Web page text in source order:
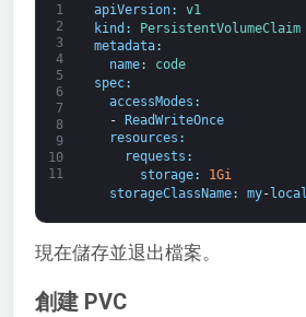
1
2
3
4
5
6
7
8
9
10
11
apiVersion:
v1
kind :
PersistentVolumeClaim
metadata:
name:
code
spec:
accessModes :
- ReadWriteOnce
resources :
requests :
storage:
1Gi
storageClassName: my-local
現在儲存並退出檔案。
創建 PVC